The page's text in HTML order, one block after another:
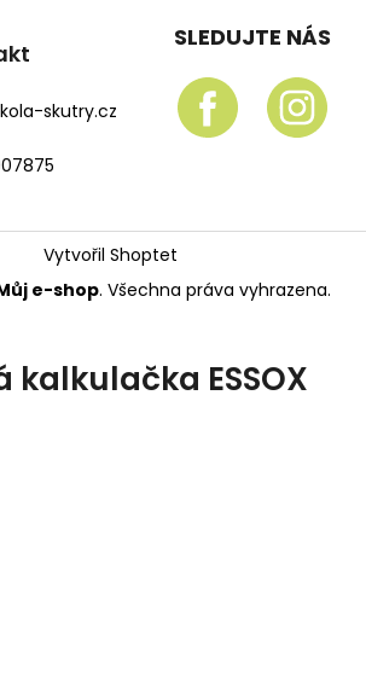
skutry.cz
SLEDUJTE NÁS
Vytvořil Shoptet
e-shop. Všechna práva vyhrazena.
kalkulačka ESSOX